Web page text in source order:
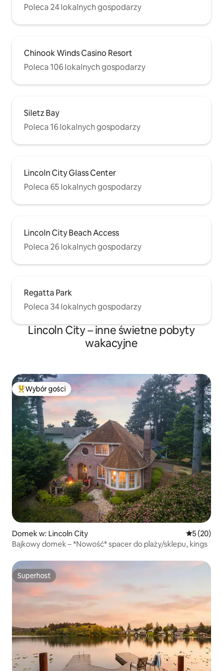
Poleca 24 lokalnych gospodarzy
Chinook Winds Casino Resort
Poleca 106 lokalnych gospodarzy
Siletz Bay
Poleca 16 lokalnych gospodarzy
Lincoln City Glass Center
Poleca 65 lokalnych gospodarzy
Lincoln City Beach Access
Poleca 26 lokalnych gospodarzy
Regatta Park
Poleca 34 lokalnych gospodarzy
Lincoln City – inne świetne pobyty
wakacyjne
Najpopularniejsze z kategorii Wybór gości
Wybór gości
Domek w: Lincoln City Średnia
5 (20)
Bajkowy domek – *Nowość* spacer do plaży/sklepu, kings
Superhost
Superhost